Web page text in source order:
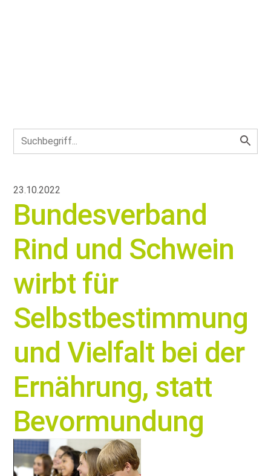
23.10.2022
Bundesverband
Rind und Schwein
wirbt für
Selbstbestimmung
und Vielfalt bei der
Ernährung, statt
Bevormundung